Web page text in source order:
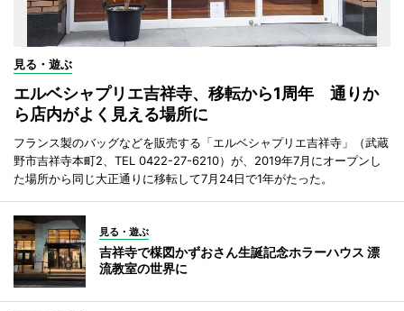
見る・遊ぶ
エルベシャプリエ吉祥寺、移転から1周年 通りか
ら店内がよく見える場所に
フランス製のバッグなどを販売する「エルベシャプリエ吉祥寺」（武蔵
野市吉祥寺本町2、TEL 0422-27-6210）が、2019年7月にオープンし
た場所から同じ大正通りに移転して7月24日で1年がたった。
見る・遊ぶ
吉祥寺で楳図かずおさん生誕記念ホラーハウス 漂
流教室の世界に